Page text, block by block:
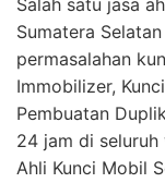
Sumatera
permasalahan
Immobilizer,
Pembuatan
24 jam di seluruh
Ahli Kunci Mobil